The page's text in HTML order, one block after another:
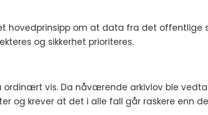
hovedprinsipp om at data fra det offentlige
og sikkerhet prioriteres.
vis. Da nåværende arkivlov ble
og krever at det i alle fall går raskere enn